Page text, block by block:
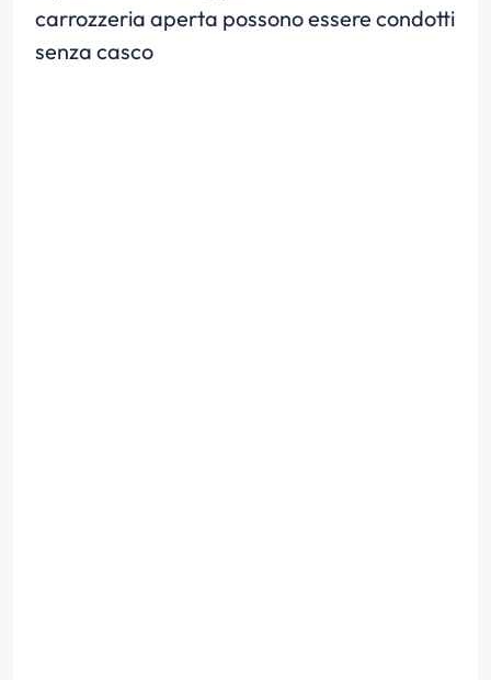
carrozzeria aperta possono essere condotti
senza casco